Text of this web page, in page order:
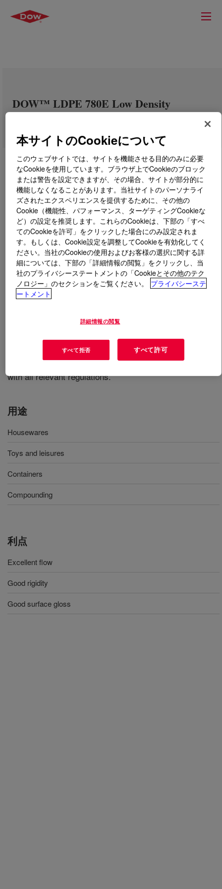
DOW™ LDPE 780E Low Density
Polyethylene Resin
とは DOW™ LDPE 780E Low Density Polyethylene
Resin?
Can be readily processed using conventional injection
molding techniques utilising melt temperatures between
50°C, and injection pressure between 50 and 150 MPa.
When properly injection molded, 780E Low Density
Polyethylene Resin exhibit: - Excellent flow - Good
rigidity - Good surface gloss. The purchaser remains
responsible for determining whether the use complies
with all relevant regulations.
用途
Housewares
Toys and leisures
Containers
Compounding
利点
Excellent flow
Good rigidity
Good surface gloss
本サイトのCookieについて
このウェブサイトでは、サイトを機能させる目的のみに必要
なCookieを使用しています。ブラウザ上でCookieのブロック
または警告を設定できますが、その場合、サイトが部分的に
機能しなくなることがあります。当社サイトのパーソナライ
ズされたエクスペリエンスを提供するために、その他の
Cookie（機能性、パフォーマンス、ターゲティングCookieな
ど）の設定を推奨します。これらのCookieは、下部の「すべ
てのCookieを許可」をクリックした場合にのみ設定されま
す。もしくは、Cookie設定を調整してCookieを有効化してく
ださい。当社のCookieの使用およびお客様の選択に関する詳
細については、下部の「詳細情報の閲覧」をクリックし、当
社のプライバシーステートメントの「Cookieとその他のテク
ノロジー」のセクションをご覧ください。
プライバシーステ
ートメント
詳細情報の閲覧
すべて拒否 すべて許可